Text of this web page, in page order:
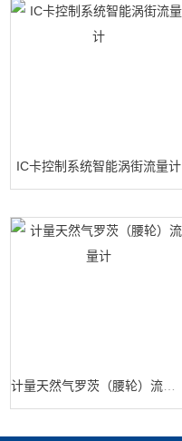
IC卡控制系统智能涡街流量计